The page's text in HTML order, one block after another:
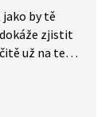
by tě
zjistit
už na tebe